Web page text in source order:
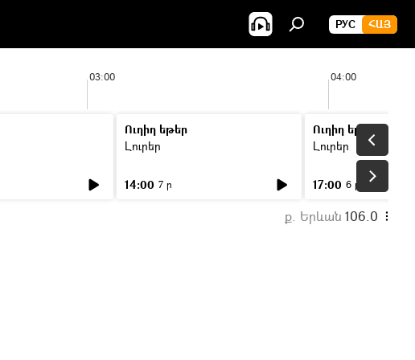
РУС ՀԱՅ
03:00 04:00
Ուղիղ եթեր
Լուրեր
14:00 7 ր
Ուղիղ եթեր
Լուրեր
17:00 6 ր
ք. Երևան 106.0